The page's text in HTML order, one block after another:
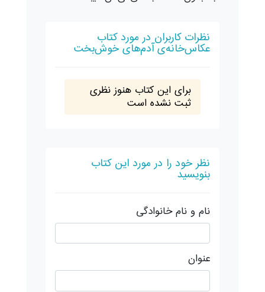
نظرات کاربران در مورد کتاب
عکاس‌‌خانه‌ی آدم‌های خوش‌بخت
برای این کتاب هنوز نظری
ثبت نشده است
نظر خود را در مورد این کتاب
بنویسید
نام و نام خانوادگی
عنوان